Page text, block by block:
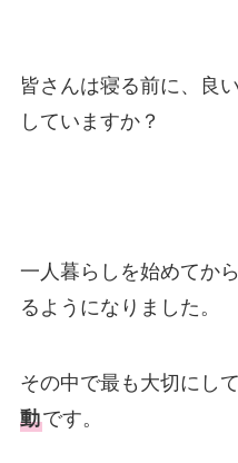
皆さんは寝る前に、良
していますか？
一人暮らしを始めてか
るようになりました。
その中で最も 大切にし
動です。